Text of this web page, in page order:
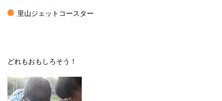
里山ジェットコースター
どれもおもしろそう！